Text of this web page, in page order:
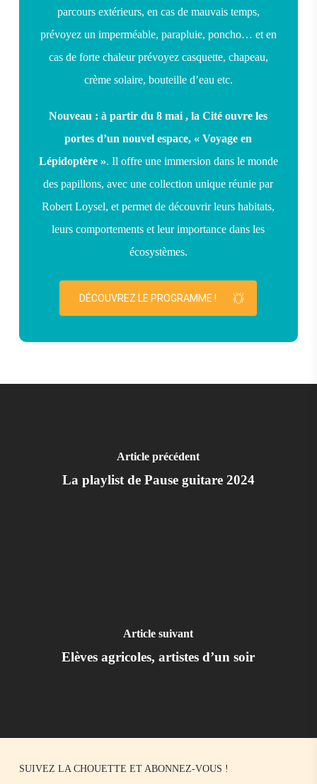
parcours extérieurs, en cas de mauvais temps,
prévoyez un imperméable, parapluie, poncho… et en
cas de forte chaleur prévoyez casquette, chapeau,
crème solaire, bouteille d’eau etc.
Nouveau : à partir du 8 mai , la Cité ouvre les
portes d’un nouvel espace, « Voyage en
Lépidoptère ». Il offre une immersion dans le monde
des papillons, avec une collection unique réunie par
Robert Loysel, et permet de découvrir leurs habitats,
leurs comportements et leur importance dans les
écosystèmes.
DÉCOUVREZ LE PROGRAMME !
Article précédent
La playlist de Pause guitare 2024
Article suivant
Elèves agricoles, artistes d’un soir
SUIVEZ LA CHOUETTE ET ABONNEZ-VOUS !